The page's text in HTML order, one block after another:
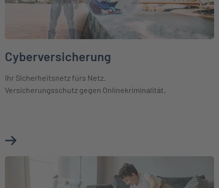
Cyberversicherung
Ihr Sicherheitsnetz fürs Netz.
Versicherungsschutz gegen Onlinekriminalität.
Mehr über Cyberversicherung erfahren